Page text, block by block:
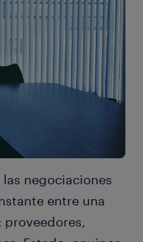
negociaciones
entre una
proveedores,